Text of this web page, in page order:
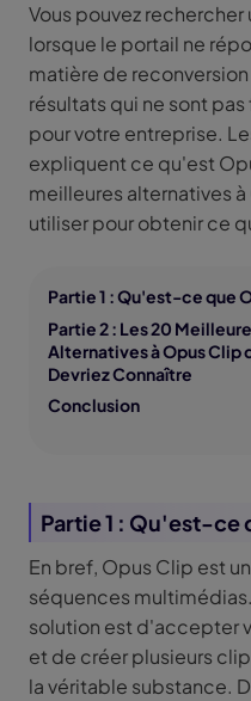
Vous pouvez rechercher
lorsque le portail ne
matière de
résultats qui ne sont
pour votre entreprise.
expliquent ce qu'est
meilleures alternatives
utiliser pour obtenir ce
Partie 1 : Qu'est-ce que
Partie 2 : Les 20
Alternatives à Opus Clip
Devriez Connaître
Conclusion
Partie 1 : Qu'est-ce
En bref, Opus Clip est
séquences
solution est d'accepter
et de créer plusieurs
la véritable substance.